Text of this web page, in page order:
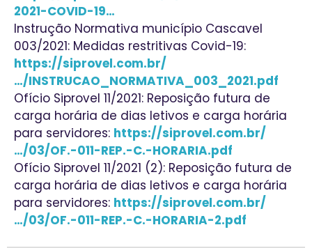
2021-COVID-19…
Instrução Normativa município Cascavel
003/2021: Medidas restritivas Covid-19:
https://siprovel.com.br/
…/INSTRUCAO_NORMATIVA_003_2021.pdf
Ofício Siprovel 11/2021: Reposição futura de
carga horária de dias letivos e carga horária
para servidores: https://siprovel.com.br/
…/03/OF.-011-REP.-C.-HORARIA.pdf
Ofício Siprovel 11/2021 (2): Reposição futura de
carga horária de dias letivos e carga horária
para servidores: https://siprovel.com.br/
…/03/OF.-011-REP.-C.-HORARIA-2.pdf